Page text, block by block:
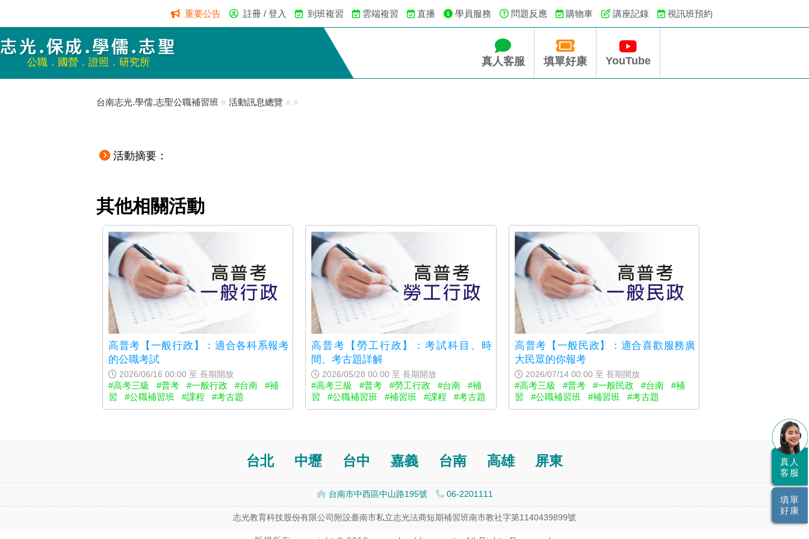
重要公告 註冊 / 登入 到班複習 雲端複習 直播 學員服務 問題反應 購物車 講座記錄 視訊班預約
志光.保成.學儒.志聖
公職．國營．證照．研究所 真人客服 填單好康 YouTube
真人
客服
填單
好康
台南志光.學儒.志聖公職補習班 » 活動訊息總覽 » »
活動摘要：
其他相關活動
高普考【一般行政】：適合各科系報考
的公職考試
2026/06/16 00:00 至 長期開放
#高考三級 #普考 #一般行政 #台南
#補
習
#公職補習班 #課程 #考古題
高普考【勞工行政】：考試科目、時
間、考古題詳解
2026/05/28 00:00 至 長期開放
#高考三級 #普考 #勞工行政 #台南
#補
習
#公職補習班 #補習班 #課程 #考古題
高普考【一般民政】：適合喜歡服務廣
大民眾的你報考
2026/07/14 00:00 至 長期開放
#高考三級 #普考 #一般民政 #台南
#補
習
#公職補習班 #補習班 #考古題
台北 中壢 台中 嘉義 台南 高雄 屏東
台南市中西區中山路195號 06-2201111
志光教育科技股份有限公司附設臺南市私立志光法商短期補習班南市教社字第1140439899號